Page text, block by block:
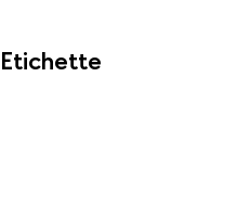
Etichette